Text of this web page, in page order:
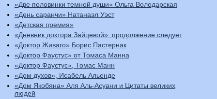
«Две половинки темной души» Ольга Володарская
«День саранчи» Натанаэл Уэст
«Детская премия»
«Дневник доктора Зайцевой»: продолжение следует
«Доктор Живаго» Борис Пастернак
«Доктор Фаустус» от Томаса Манна
«Доктор Фаустус», Томас Манн
«Дом духов», Исабель Альенде
«Дом Якобяна» Аля Аль-Асуани и Цитаты великих
людей